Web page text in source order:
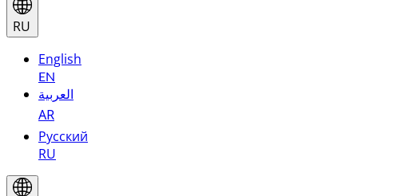
RU
English
EN
العربية
AR
Русский
RU